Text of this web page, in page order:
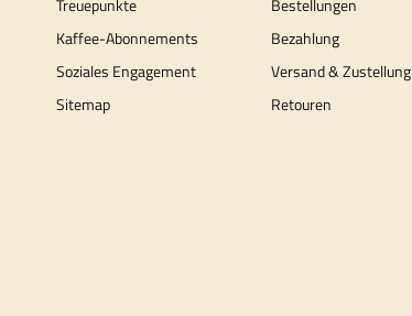
Treuepunkte
Kaffee-Abonnements
Soziales Engagement
Sitemap
Bestellungen
Bezahlung
Versand & Zustellung
Retouren